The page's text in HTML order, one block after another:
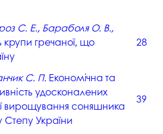
С. Е., Бараболя О. В.,
крупи гречаної, що
28
С. П. Економічна та
удосконалених
вирощування соняшника
України
39